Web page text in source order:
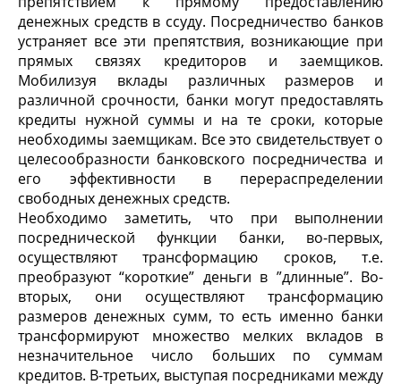
денежных средств в ссуду. Посредничество банков
устраняет все эти препятствия, возникающие при
прямых связях кредиторов и заемщиков.
Мобилизуя вклады различных размеров и
различной срочности, банки могут предоставлять
кредиты нужной суммы и на те сроки, которые
необходимы заемщикам. Все это свидетельствует о
целесообразности банковского посредничества и
его эффективности в перераспределении
свободных денежных средств.
Необходимо заметить, что при выполнении
посреднической функции банки, во-первых,
осуществляют трансформацию сроков, т.е.
преобразуют “короткие” деньги в ”длинные”. Во-
вторых, они осуществляют трансформацию
размеров денежных сумм, то есть именно банки
трансформируют множество мелких вкладов в
незначительное число больших по суммам
кредитов. В-третьих, выступая посредниками между